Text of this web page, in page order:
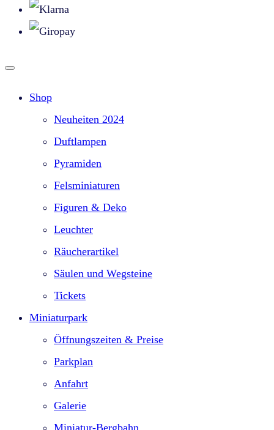
Shop
Neuheiten 2024
Duftlampen
Pyramiden
Felsminiaturen
Figuren & Deko
Leuchter
Räucherartikel
Säulen und Wegsteine
Tickets
Miniaturpark
Öffnungszeiten & Preise
Parkplan
Anfahrt
Galerie